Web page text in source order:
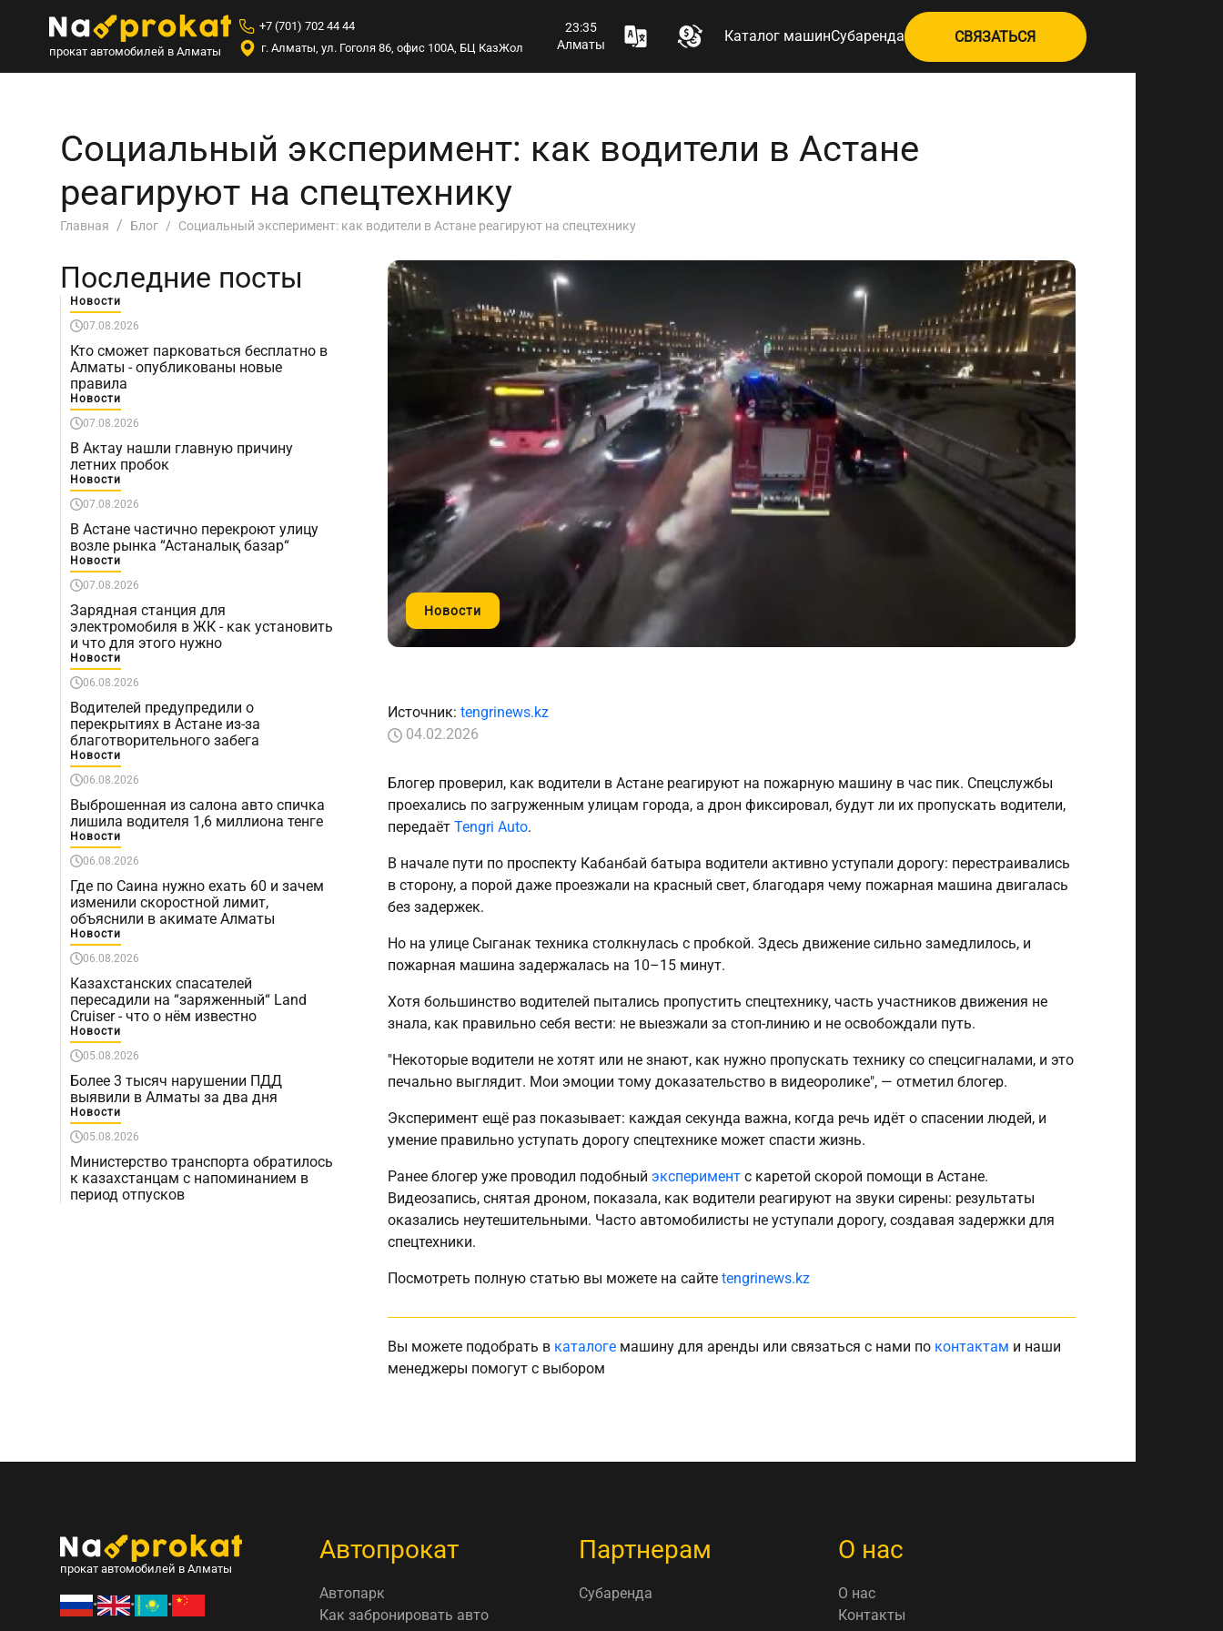
прокат автомобилей в Алматы
+7 (701) 702 44 44
г. Алматы, ул. Гоголя 86, офис 100А, БЦ КазЖол
23:35
Алматы
Каталог машинСубаренда СВЯЗАТЬСЯ
Социальный эксперимент: как водители в Астане
реагируют на спецтехнику
Главная Блог Социальный эксперимент: как водители в Астане реагируют на спецтехнику
Последние посты
Новости
07.08.2026
Кто сможет парковаться бесплатно в
Алматы - опубликованы новые
правила
Новости
07.08.2026
В Актау нашли главную причину
летних пробок
Новости
07.08.2026
В Астане частично перекроют улицу
возле рынка “Астаналық базар“
Новости
07.08.2026
Зарядная станция для
электромобиля в ЖК - как установить
и что для этого нужно
Новости
06.08.2026
Водителей предупредили о
перекрытиях в Астане из-за
благотворительного забега
Новости
06.08.2026
Выброшенная из салона авто спичка
лишила водителя 1,6 миллиона тенге
Новости
06.08.2026
Где по Саина нужно ехать 60 и зачем
изменили скоростной лимит,
объяснили в акимате Алматы
Новости
06.08.2026
Казахстанских спасателей
пересадили на “заряженный“ Land
Cruiser - что о нём известно
Новости
05.08.2026
Более 3 тысяч нарушении ПДД
выявили в Алматы за два дня
Новости
05.08.2026
Министерство транспорта обратилось
к казахстанцам с напоминанием в
период отпусков
Новости
Источник: tengrinews.kz
04.02.2026
Блогер проверил, как водители в Астане реагируют на пожарную машину в час пик. Спецслужбы
проехались по загруженным улицам города, а дрон фиксировал, будут ли их пропускать водители,
передаёт Tengri Auto.
В начале пути по проспекту Кабанбай батыра водители активно уступали дорогу: перестраивались
в сторону, а порой даже проезжали на красный свет, благодаря чему пожарная машина двигалась
без задержек.
Но на улице Сыганак техника столкнулась с пробкой. Здесь движение сильно замедлилось, и
пожарная машина задержалась на 10–15 минут.
Хотя большинство водителей пытались пропустить спецтехнику, часть участников движения не
знала, как правильно себя вести: не выезжали за стоп-линию и не освобождали путь.
"Некоторые водители не хотят или не знают, как нужно пропускать технику со спецсигналами, и это
печально выглядит. Мои эмоции тому доказательство в видеоролике", — отметил блогер.
Эксперимент ещё раз показывает: каждая секунда важна, когда речь идёт о спасении людей, и
умение правильно уступать дорогу спецтехнике может спасти жизнь.
Ранее блогер уже проводил подобный эксперимент с каретой скорой помощи в Астане.
Видеозапись, снятая дроном, показала, как водители реагируют на звуки сирены: результаты
оказались неутешительными. Часто автомобилисты не уступали дорогу, создавая задержки для
спецтехники.
Посмотреть полную статью вы можете на сайте tengrinews.kz
Вы можете подобрать в каталоге машину для аренды или связаться с нами по контактам и наши
менеджеры помогут с выбором
прокат автомобилей в Алматы
• • •
Автопрокат
Автопарк
Как забронировать авто
Партнерам
Субаренда
О нас
О нас
Контакты